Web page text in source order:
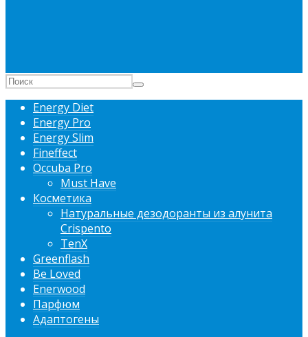
Energy Diet
Energy Pro
Energy Slim
Fineffect
Occuba Pro
Must Have
Косметика
Натуральные дезодоранты из алунита
Crispento
TenX
Greenflash
Be Loved
Enerwood
Парфюм
Адаптогены